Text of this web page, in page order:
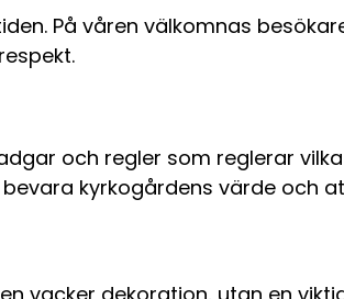
På våren välkomnas
och regler som reglerar
kyrkogårdens värde och